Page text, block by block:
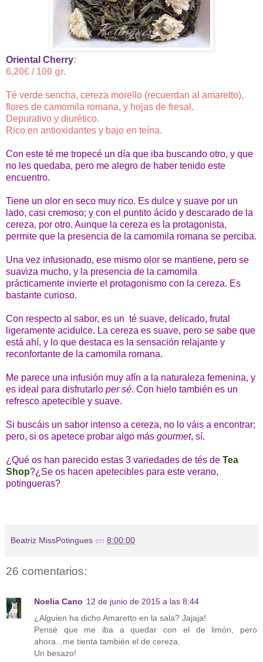
Oriental Cherry:
6,20€ / 100 gr.
Té verde sencha, cereza morello (recuerdan al amaretto),
flores de camomila romana, y hojas de fresal.
Depurativo y diurético.
Rico en antioxidantes y bajo en teína.
Con este té me tropecé un día que iba buscando otro, y que
no les quedaba, pero me alegro de haber tenido este
encuentro.
Tiene un olor en seco muy rico. Es dulce y suave por un
lado, casi cremoso; y con el puntito ácido y descarado de la
cereza, por otro. Aunque la cereza es la protagonista,
permite que la presencia de la camomila romana se perciba.
Una vez infusionado, ese mismo olor se mantiene, pero se
suaviza mucho, y la presencia de la camomila
prácticamente invierte el protagonismo con la cereza. Es
bastante curioso.
Con respecto al sabor, es un té suave, delicado, frutal
ligeramente acidulce. La cereza es suave, pero se sabe que
está ahí, y lo que destaca es la sensación relajante y
reconfortante de la camomila romana.
Me parece una infusión muy afín a la naturaleza femenina, y
es ideal para disfrutarlo per sé. Con hielo también es un
refresco apetecible y suave.
Si buscáis un sabor intenso a cereza, no lo váis a encontrar;
pero, si os apetece probar algo más gourmet, sí.
¿Qué os han parecido estas 3 variedades de tés de Tea
Shop?¿Se os hacen apetecibles para este verano,
potingueras?
Beatriz MissPotingues en 8:00:00
26 comentarios:
Noelia Cano 12 de junio de 2015 a las 8:44
¿Alguien ha dicho Amaretto en la sala? Jajaja!
Pensé que me iba a quedar con el de limón, pero
ahora...me tienta también el de cereza.
Un besazo!